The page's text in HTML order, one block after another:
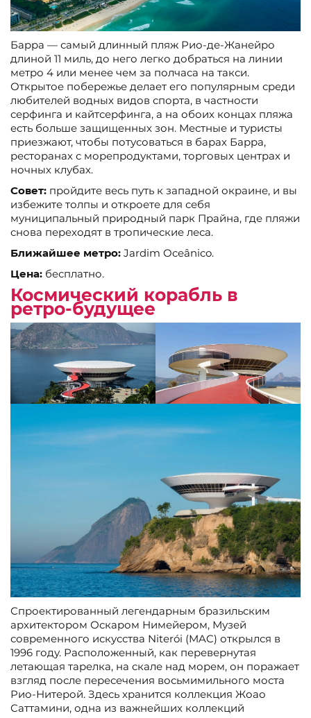
Барра — самый длинный пляж Рио-де-Жанейро
длиной 11 миль, до него легко добраться на линии
метро 4 или менее чем за полчаса на такси.
Открытое побережье делает его популярным среди
любителей водных видов спорта, в частности
серфинга и кайтсерфинга, а на обоих концах пляжа
есть больше защищенных зон. Местные и туристы
приезжают, чтобы потусоваться в барах Барра,
ресторанах с морепродуктами, торговых центрах и
ночных клубах.
Совет: пройдите весь путь к западной окраине, и вы
избежите толпы и откроете для себя
муниципальный природный парк Прайна, где пляжи
снова переходят в тропические леса.
Ближайшее метро: Jardim Oceânico.
Цена: бесплатно.
Космический корабль в
ретро-будущее
Спроектированный легендарным бразильским
архитектором Оскаром Нимейером, Музей
современного искусства Niterói (MAC) открылся в
1996 году. Расположенный, как перевернутая
летающая тарелка, на скале над морем, он поражает
взгляд после пересечения восьмимильного моста
Рио-Нитерой. Здесь хранится коллекция Жоао
Саттамини, одна из важнейших коллекций